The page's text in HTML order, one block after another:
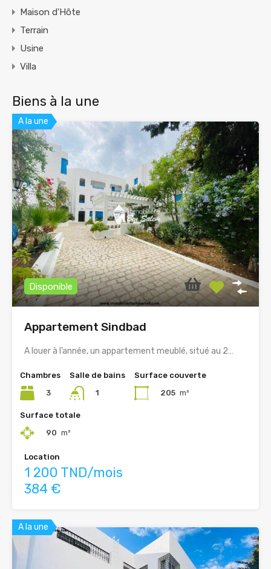
Maison d'Hôte
Terrain
Usine
Villa
Biens à la une
A la une
Disponible
Appartement Sindbad
A louer à l’année, un appartement meublé, situé au 2…
Chambres
3
Salle de bains
1
Surface couverte
205 m²
Surface totale
90 m²
Location
1 200 TND/mois
384 €
A la une